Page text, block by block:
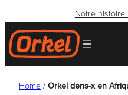
au
contenu
Notre histoire
Home/Orkel dens-x en